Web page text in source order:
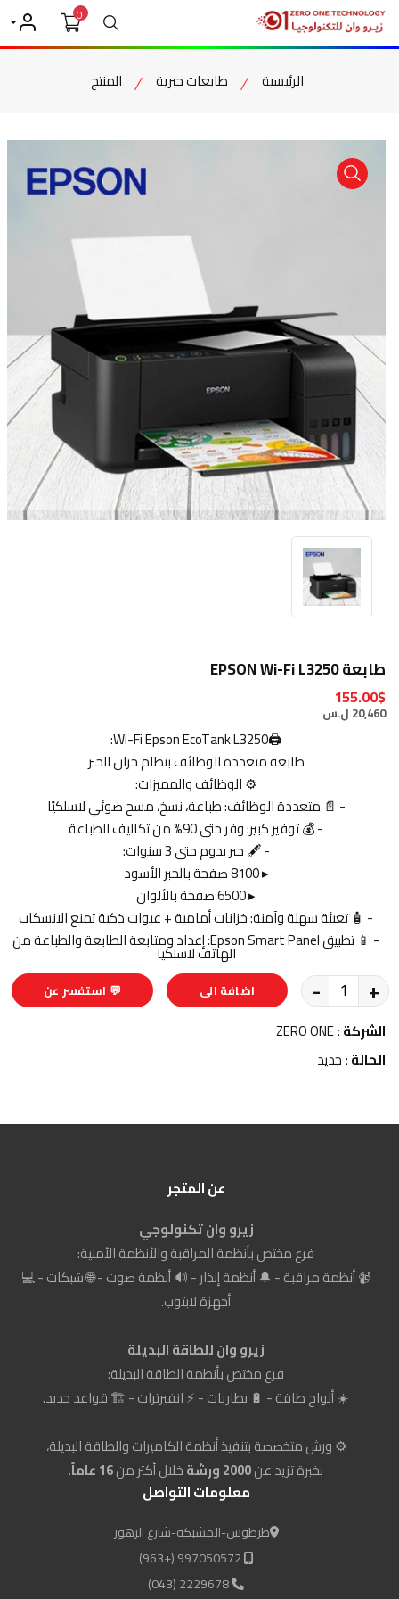
بحث0
حسابي
الرئيسية طابعات حبرية المنتج
item view
طابعة EPSON Wi-Fi L3250
155.00$
20,460 ل.س
🖨️Wi-Fi Epson EcoTank L3250:
طابعة متعددة الوظائف بنظام خزان الحبر
⚙️ الوظائف والمميزات:
- 📄 متعددة الوظائف: طباعة، نسخ، مسح ضوئي لاسلكيًا
- 💰 توفير كبير: وفر حتى 90% من تكاليف الطباعة
- 🖋️ حبر يدوم حتى 3 سنوات:
▸ 8100 صفحة بالحبر الأسود
▸ 6500 صفحة بالألوان
- 🧴 تعبئة سهلة وآمنة: خزانات أمامية + عبوات ذكية تمنع الانسكاب
- 📱 تطبيق Epson Smart Panel: إعداد ومتابعة الطابعة والطباعة من
الهاتف لاسلكيا
- +
اضافة الى
💬 استفسر عن
الشركة :ZERO ONE
الحالة :جديد
عن المتجر
زيرو وان تكنولوجي
فرع مختص بأنظمة المراقبة والأنظمة الأمنية:
📹 أنظمة مراقبة - 🔔 أنظمة إنذار - 🔊 أنظمة صوت - 🌐 شبكات - 💻
أجهزة لابتوب.
زيرو وان للطاقة البديلة
فرع مختص بأنظمة الطاقة البديلة:
☀️ ألواح طاقة - 🔋 بطاريات - ⚡ انفيرترات - 🏗️ قواعد حديد.
⚙️ ورش متخصصة بتنفيذ أنظمة الكاميرات والطاقة البديلة،
بخبرة تزيد عن2000 ورشة خلال أكثر من16 عاماً
.
معلومات التواصل
طرطوس-المشبكة-شارع الزهور
2229678 (043)